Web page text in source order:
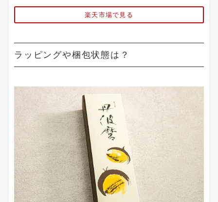
楽天市場で見る
ラッピングや梱包状態は？